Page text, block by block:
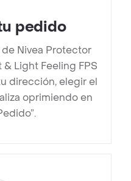
pedido
Nivea Protector
Light Feeling FPS
dirección, elegir el
oprimiendo en